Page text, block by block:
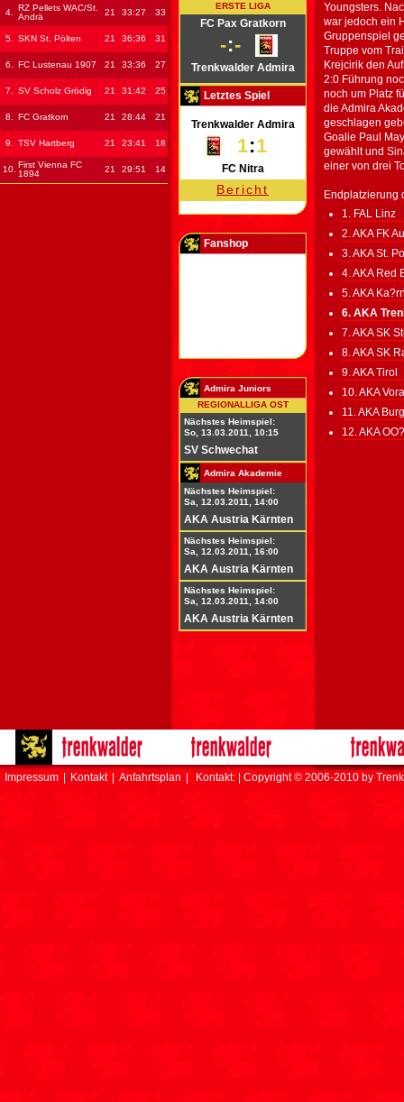
Youngsters.
war jedoch ein
Gruppenspiel
Truppe vom
Krejcirik den
2:0 Führung
noch um Platz
die Admira
geschlagen
Goalie Paul
gewählt und
einer von drei
Endplatzierung
1. FAL Linz
2. AKA FK
3. AKA St.
4. AKA Red
5. AKA
6. AKA
7. AKA SK
8. AKA SK
9. AKA Tirol
10. AKA
11. AKA
12. AKA
4.
RZ Pellets WAC/St.
Andrä
21 33:27 33
5. SKN St. Pölten 21 36:36 31
6. FC Lustenau 1907 21 33:36 27
7. SV Scholz Grödig 21 31:42 25
8. FC Gratkorn 21 28:44 21
9. TSV Hartberg 21 23:41 18
10. First Vienna FC
1894
21 29:51 14
ERSTE LIGA
FC Pax Gratkorn
-:-
Trenkwalder Admira
Letztes Spiel
Trenkwalder Admira
1:1
FC Nitra
Bericht
Fanshop
Admira Juniors
REGIONALLIGA OST
Nächstes Heimspiel:
So, 13.03.2011, 10:15
SV Schwechat
Admira Akademie
Nächstes Heimspiel:
Sa, 12.03.2011, 14:00
AKA Austria Kärnten
Nächstes Heimspiel:
Sa, 12.03.2011, 16:00
AKA Austria Kärnten
Nächstes Heimspiel:
Sa, 12.03.2011, 14:00
AKA Austria Kärnten
Impressum Kontakt Anfahrtsplan Kontakt: | Copyright © 2006-2010 by